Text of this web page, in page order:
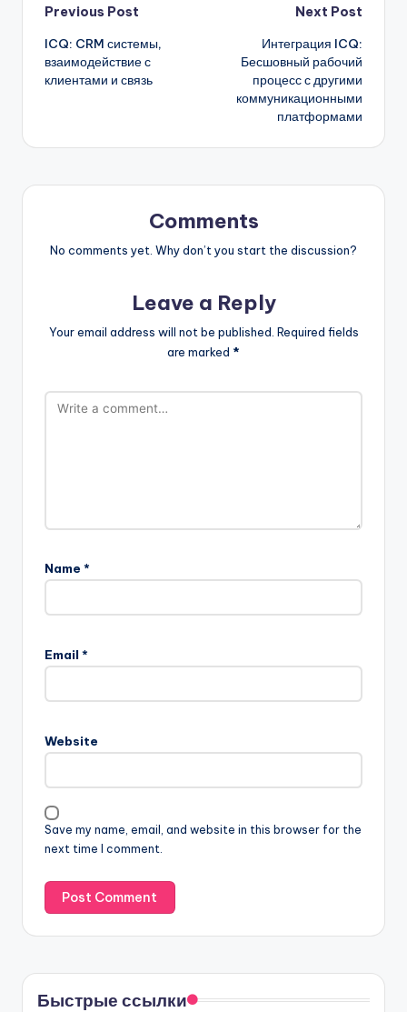
Post
navigation
Previous Post
ICQ: CRM системы,
взаимодействие с
клиентами и связь
Next Post
Интеграция ICQ:
Бесшовный рабочий
процесс с другими
коммуникационными
платформами
Comments
No comments yet. Why don’t you start the discussion?
Leave a Reply
Your email address will not be published. Required fields
are marked *
Name *
Email *
Website
Save my name, email, and website in this browser for the
next time I comment.
Быстрые ссылки